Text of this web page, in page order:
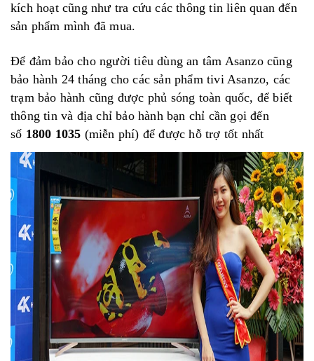
kích hoạt cũng như tra cứu các thông tin liên quan đến
sản phẩm mình đã mua.
Để đảm bảo cho người tiêu dùng an tâm Asanzo cũng
bảo hành 24 tháng cho các sản phẩm tivi Asanzo, các
trạm bảo hành cũng được phủ sóng toàn quốc, để biết
thông tin và địa chỉ bảo hành bạn chỉ cần gọi đến
số 1800 1035 (miễn phí) để được hỗ trợ tốt nhất